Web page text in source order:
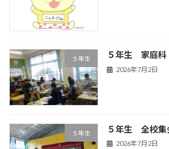
５年生 ５年生 家庭科
2026年7月2日
５年生 ５年生 全校集
2026年7月2日